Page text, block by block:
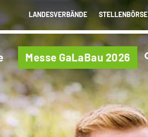
LANDESVERBÄNDE STELLENBÖRSE
Messe GaLaBau 2026